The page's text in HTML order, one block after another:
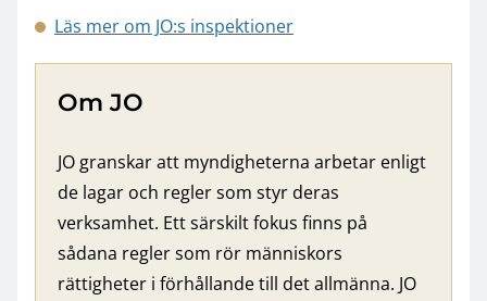
Läs mer om JO:s inspektioner
Om JO
JO granskar att myndigheterna arbetar enligt
de lagar och regler som styr deras
verksamhet. Ett särskilt fokus finns på
sådana regler som rör människors
rättigheter i förhållande till det allmänna. JO